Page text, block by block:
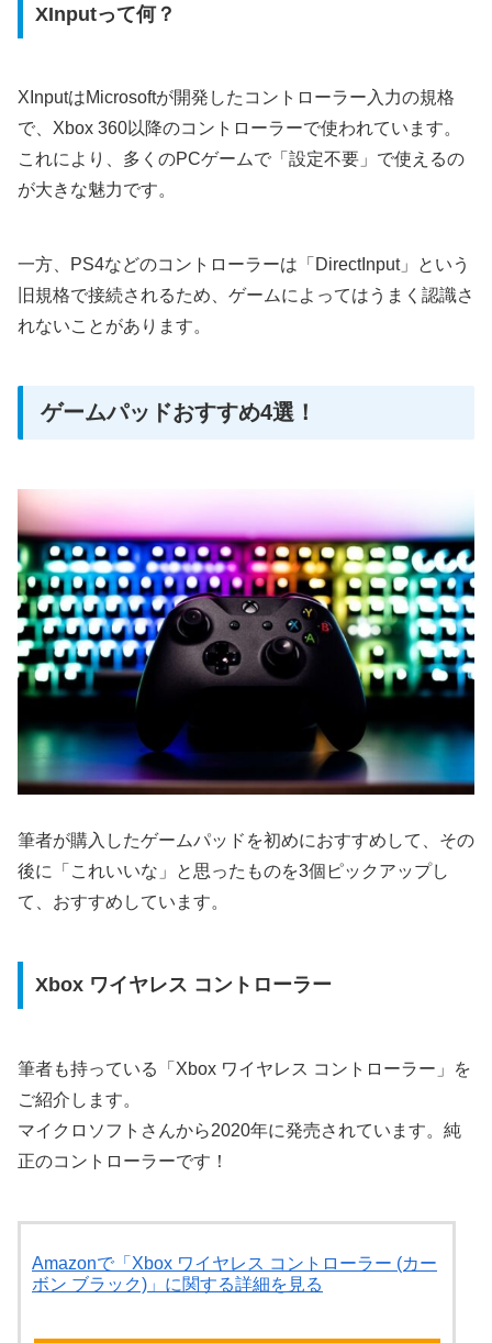
XInputって何？
XInputはMicrosoftが開発したコントローラー入力の規格
で、Xbox 360以降のコントローラーで使われています。
これにより、多くのPCゲームで「設定不要」で使えるの
が大きな魅力です。
一方、PS4などのコントローラーは「DirectInput」という
旧規格で接続されるため、ゲームによってはうまく認識さ
れないことがあります。
ゲームパッドおすすめ4選！
筆者が購入したゲームパッドを初めにおすすめして、その
後に「これいいな」と思ったものを3個ピックアップし
て、おすすめしています。
Xbox ワイヤレス コントローラー
筆者も持っている「Xbox ワイヤレス コントローラー」を
ご紹介します。
マイクロソフトさんから2020年に発売されています。純
正のコントローラーです！
Amazonで「Xbox ワイヤレス コントローラー (カー
ボン ブラック)」に関する詳細を見る